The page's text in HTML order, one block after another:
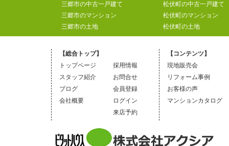
三郷市の中古一戸建て
三郷市のマンション
三郷市の土地
松伏町の中古一戸建て
松伏町のマンション
松伏町の土地
【総合トップ】
トップページ
スタッフ紹介
ブログ
会社概要
採用情報
お問合せ
会員登録
ログイン
来店予約
【コンテンツ】
現地販売会
リフォーム事例
お客様の声
マンションカタログ